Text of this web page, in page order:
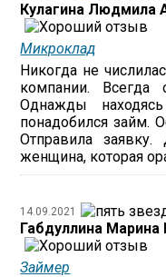
Кулагина Людмила
Микроклад
Никогда не
компании.
Однажды
понадобился займ.
Отправила
женщина, которая
14.09.2021
Габдуллина
Займер